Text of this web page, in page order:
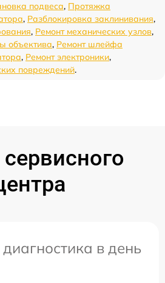
подвеса, Протяжка
, Разблокировка заклинивания,
, Ремонт механических узлов,
объектива, Ремонт шлейфа
, Ремонт электроники,
повреждений.
в день